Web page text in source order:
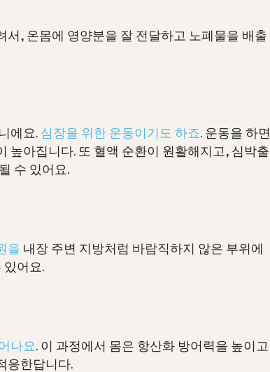
서, 온몸에 영양분을 잘 전달하고 노폐물을 배출
에요. 심장을 위한 운동이기도 하죠. 운동을 하면
높아집니다. 또 혈액 순환이 원활해지고, 심박출
수 있어요.
을 내장 주변 지방처럼 바람직하지 않은 부위에
있어요.
나요. 이 과정에서 몸은 항산화 방어력을 높이고
응한답니다.